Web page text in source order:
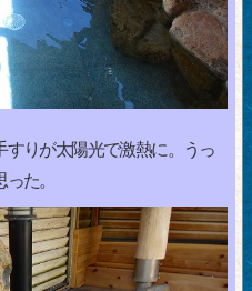
すりが太陽光で激熱に。うっ
た。